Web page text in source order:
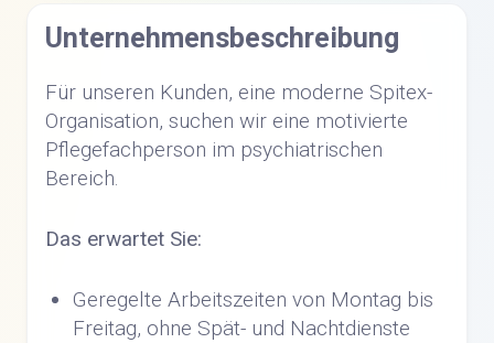
Unternehmensbeschreibung
Für unseren Kunden, eine moderne Spitex-
Organisation, suchen wir eine motivierte
Pflegefachperson im psychiatrischen
Bereich.
Das erwartet Sie:
Geregelte Arbeitszeiten von Montag bis
Freitag, ohne Spät- und Nachtdienste